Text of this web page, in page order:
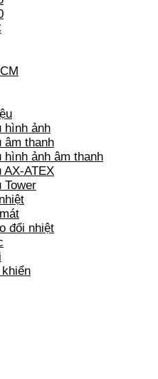
hình ảnh
âm thanh
hình ảnh âm thanh
AX-ATEX
Tower
đổi nhiệt